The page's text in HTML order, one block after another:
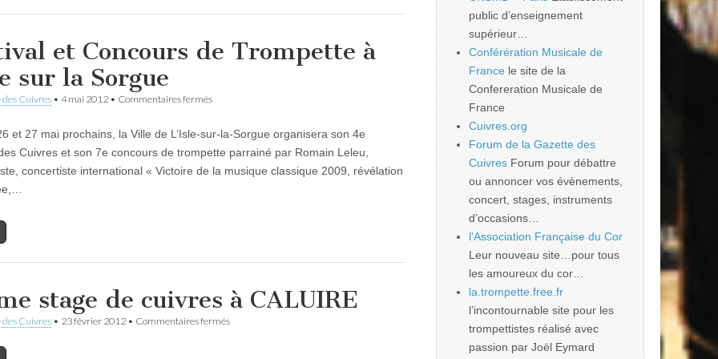
et Concours de Trompette à
sur la Sorgue
Cuivres • 4 mai 2012 • Commentaires ferméssur
Concours
de
Trompette
à
et 27 mai prochains, la Ville de L’Isle-sur-la-Sorgue organisera son 4e
Cuivres et son 7e concours de trompette parrainé par Romain Leleu,
concertiste international « Victoire de la musique classique 2009, révélation
stage de cuivres à CALUIRE
Cuivres • 23 février 2012 • Commentaires ferméssur
public d’enseignement
supérieur…
Conférération Musicale de
France le site de la
Confereration Musicale de
France
Cuivres.org
Forum de la Gazette des
Cuivres Forum pour débattre
ou annoncer vos évènements,
concert, stages, instruments
d’occasions…
l'Association Française du Cor
Leur nouveau site…pour tous
les amoureux du cor…
la.trompette.free.fr
l’incontournable site pour les
trompettistes réalisé avec
passion par Joël Eymard